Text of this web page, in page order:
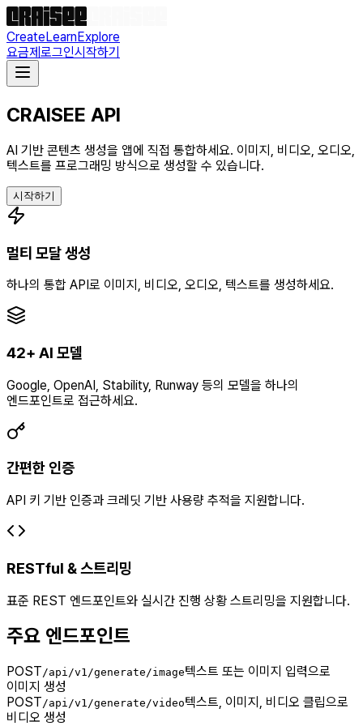
CreateLearnExplore
요금제로그인시작하기
CRAISEE API
AI 기반 콘텐츠 생성을 앱에 직접 통합하세요. 이미지, 비디오, 오디오,
텍스트를 프로그래밍 방식으로 생성할 수 있습니다.
시작하기
멀티 모달 생성
하나의 통합 API로 이미지, 비디오, 오디오, 텍스트를 생성하세요.
42+ AI 모델
Google, OpenAI, Stability, Runway 등의 모델을 하나의
엔드포인트로 접근하세요.
간편한 인증
API 키 기반 인증과 크레딧 기반 사용량 추적을 지원합니다.
RESTful & 스트리밍
표준 REST 엔드포인트와 실시간 진행 상황 스트리밍을 지원합니다.
주요 엔드포인트
POST/api/v1/generate/image텍스트 또는 이미지 입력으로
이미지 생성
POST/api/v1/generate/video텍스트, 이미지, 비디오 클립으로
비디오 생성